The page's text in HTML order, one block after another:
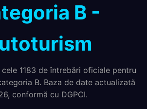
B -
1183 de întrebări oficiale pentru
B. Baza de date actualizată
conformă cu DGPCI.